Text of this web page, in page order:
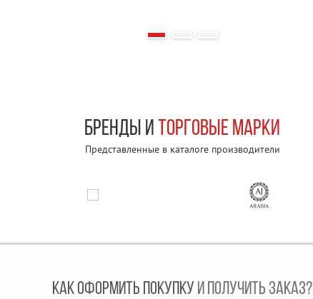
БРЕНДЫ И ТОРГОВЫЕ МАРКИ
Представленные в каталоге производители
КАК ОФОРМИТЬ ПОКУПКУ И ПОЛУЧИТЬ ЗАКАЗ?